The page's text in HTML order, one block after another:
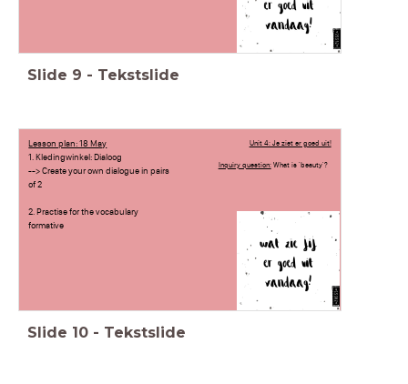
Slide 9 - Tekstslide
Lesson plan: 18 May
1. Kledingwinkel: Dialoog
--> Create your own dialogue in pairs
of 2
2. Practise for the vocabulary
formative
Unit 4: Je ziet er goed uit!
Inquiry question:What is 'beauty'?
Slide 10 - Tekstslide